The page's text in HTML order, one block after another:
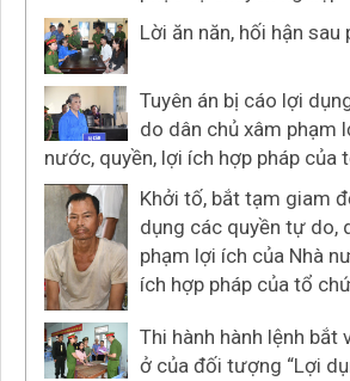
Lời ăn năn, hối hận sau
Tuyên án bị cáo lợi
do dân chủ xâm phạm
nước, quyền, lợi ích hợp pháp của
Khởi tố, bắt tạm giam
dụng các quyền tự do,
phạm lợi ích của Nhà
ích hợp pháp của tổ
Thi hành hành lệnh bắt
ở của đối tượng “Lợi